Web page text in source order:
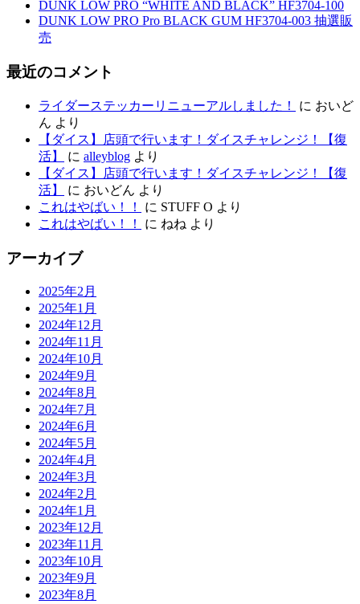
DUNK LOW PRO “WHITE AND BLACK” HF3704-100
DUNK LOW PRO Pro BLACK GUM HF3704-003 抽選販
売
最近のコメント
ライダーステッカーリニューアルしました！ に おいど
ん より
【ダイス】店頭で行います！ダイスチャレンジ！【復
活】
に alleyblog より
【ダイス】店頭で行います！ダイスチャレンジ！【復
活】
に おいどん より
これはやばい！！
に STUFF O より
これはやばい！！
に ねね より
アーカイブ
2025年2月
2025年1月
2024年12月
2024年11月
2024年10月
2024年9月
2024年8月
2024年7月
2024年6月
2024年5月
2024年4月
2024年3月
2024年2月
2024年1月
2023年12月
2023年11月
2023年10月
2023年9月
2023年8月